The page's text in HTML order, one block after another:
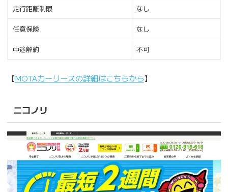
走行距離制限 なし
任意保険 なし
中途解約 不可
【MOTAカーリースの詳細はこちらから】
ニコノリ